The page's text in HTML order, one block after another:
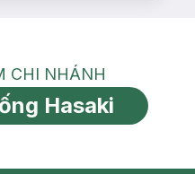
Tìm chi nhánh
CHI NHÁNH
Hasaki